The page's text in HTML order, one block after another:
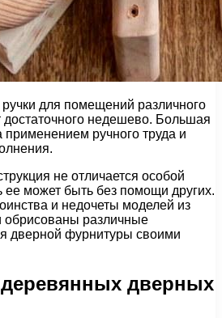
для помещений различного
достаточного недешево. Большая
применением ручного труда и
не отличается особой
ее может быть без помощи других.
и недочеты моделей из
обрисованы различные
дверной фурнитуры своими
дверных